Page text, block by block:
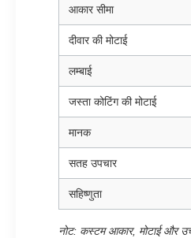
आकार सीमा
दीवार की मोटाई
लम्बाई
जस्ता कोटिंग की मोटाई
मानक
सतह उपचार
सहिष्णुता
नोट: कस्टम आकार, मोटाई और